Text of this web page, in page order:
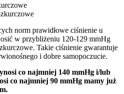
norm prawidłowe ciśnienie u
w przybliżeniu 120-129 mmHg
Takie ciśnienie gwarantuje
i dobre samopoczucie.
co najmniej 140 mmHg i/lub
co najmniej 90 mmHg mamy już